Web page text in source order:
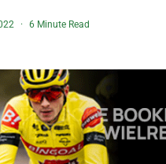
6 Minute Read